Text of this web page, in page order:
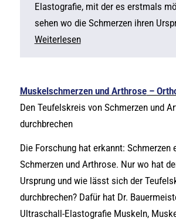
Elastografie, mit der es erstmals
sehen wo die Schmerzen ihren
Weiterlesen
Muskelschmerzen und Arthrose–
Den Teufelskreis von Schmerzen und
durchbrechen
Die Forschung hat erkannt: Schmerzen
Schmerzen und Arthrose. Nur wo hat
Ursprung und wie lässt sich der
durchbrechen? Dafür hat Dr.
Ultraschall-Elastografie Muskeln,